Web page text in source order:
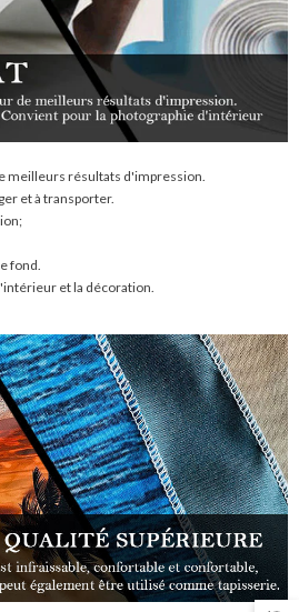
meilleurs résultats d'impression.
et à transporter.
fond.
et la décoration.